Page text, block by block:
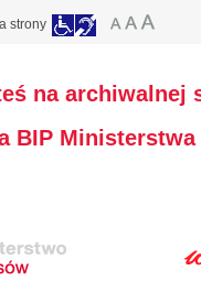
strony
na archiwalnej
BIP